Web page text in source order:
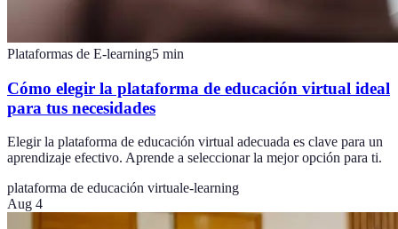
Plataformas de E-learning5 min
Cómo elegir la plataforma de educación virtual ideal
para tus necesidades
Elegir la plataforma de educación virtual adecuada es clave para un
aprendizaje efectivo. Aprende a seleccionar la mejor opción para ti.
plataforma de educación virtuale-learning
Aug 4